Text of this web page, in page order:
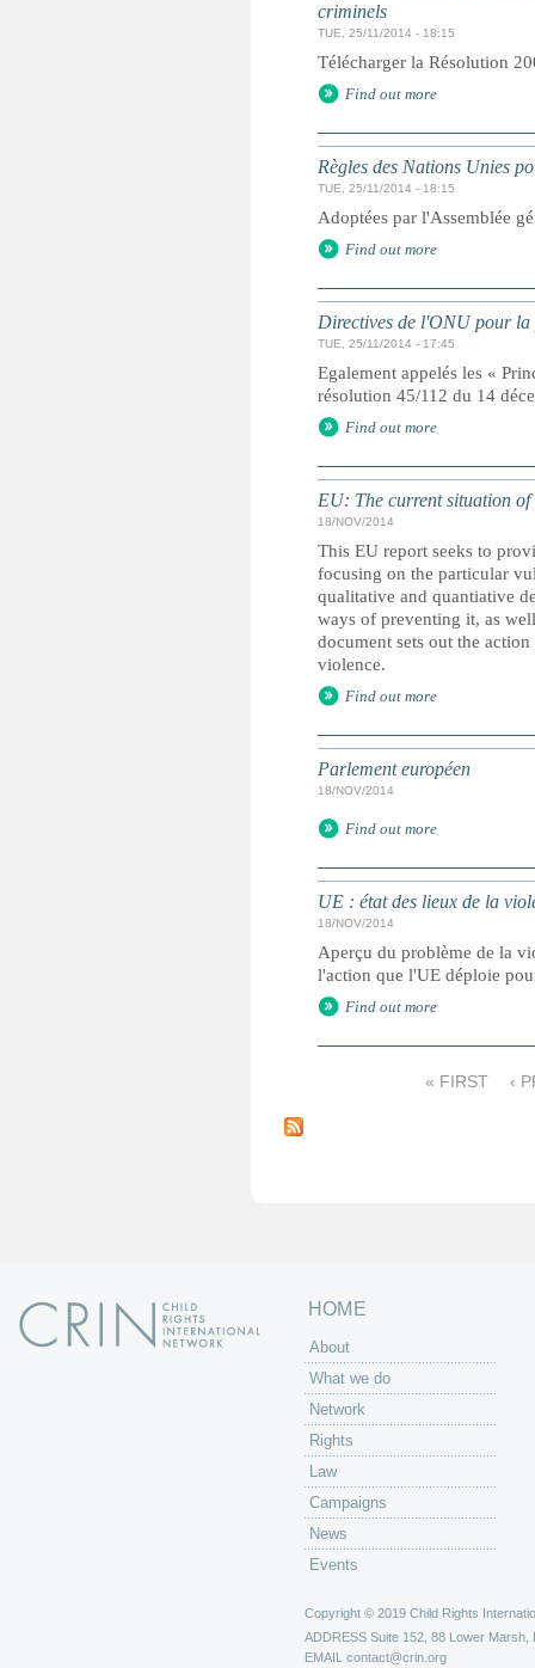
criminels
TUE, 25/11/2014 - 18:15
Télécharger la Résolution
Find out more
Règles des Nations Unies
TUE, 25/11/2014 - 18:15
Adoptées par l'Assemblée
Find out more
Directives de l'ONU pour la
TUE, 25/11/2014 - 17:45
Egalement appelés les «
résolution 45/112 du 14
Find out more
EU: The current situation
18/NOV/2014
This EU report seeks to
focusing on the particular
qualitative and quantiative
ways of preventing it, as
document sets out the
violence.
Find out more
Parlement européen
18/NOV/2014
Find out more
UE : état des lieux de la
18/NOV/2014
Aperçu du problème de la
l'action que l'UE déploie
Find out more
a
« FIRST ‹
HOME
About
What we do
Network
Rights
Law
Campaigns
News
Events
Copyright © 2019 Child Rights
ADDRESS Suite 152, 88 Lower Marsh,
EMAIL contact@crin.org